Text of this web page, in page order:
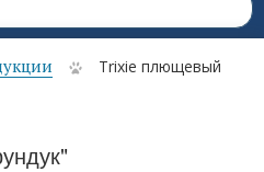
Trixie плющевый